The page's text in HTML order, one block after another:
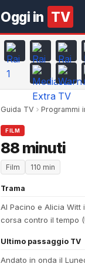
Oggi in TV
Guida TV Programmi
FILM
88 minuti
Film 110 min
Trama
Al Pacino e Alicia
corsa contro il tempo
Ultimo passaggio TV
Andato in onda il